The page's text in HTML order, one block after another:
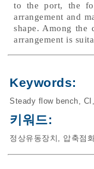
to the port, the
arrangement and
shape. Among the
arrangement is
Keywords:
Steady flow bench, CI ,
키워드:
정상유동장치 , 압축점